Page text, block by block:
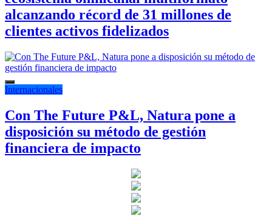
alcanzando récord de 31 millones de
clientes activos fidelizados
Internacionales
Con The Future P&L, Natura pone a
disposición su método de gestión
financiera de impacto